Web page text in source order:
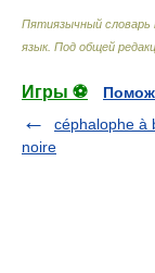
Пятиязычный
язык. Под общей
Игры ⚽
céphalophe à
noire